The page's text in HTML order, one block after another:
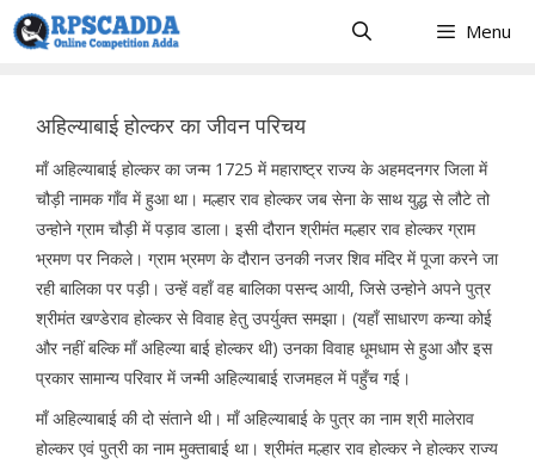
Skip
to
Menu
अहिल्याबाई होल्कर का जीवन परिचय
माँ अहिल्याबाई होल्कर का जन्म 1725 में महाराष्ट्र राज्य के अहमदनगर जिला में
चौड़ी नामक गाँव में हुआ था। मल्हार राव होल्कर जब सेना के साथ युद्ध से लौटे तो
उन्होने ग्राम चौड़ी में पड़ाव डाला। इसी दौरान श्रीमंत मल्हार राव होल्कर ग्राम
भ्रमण पर निकले। ग्राम भ्रमण के दौरान उनकी नजर शिव मंदिर में पूजा करने जा
रही बालिका पर पड़ी। उन्हें वहाँ वह बालिका पसन्द आयी, जिसे उन्होने अपने पुत्र
श्रीमंत खण्डेराव होल्कर से विवाह हेतु उपर्युक्त समझा। (यहाँ साधारण कन्या कोई
और नहीं बल्कि माँ अहिल्या बाई होल्कर थी) उनका विवाह धूमधाम से हुआ और इस
प्रकार सामान्य परिवार में जन्मी अहिल्याबाई राजमहल में पहुँच गई।
माँ अहिल्याबाई की दो संताने थी। माँ अहिल्याबाई के पुत्र का नाम श्री मालेराव
होल्कर एवं पुत्री का नाम मुक्ताबाई था। श्रीमंत मल्हार राव होल्कर ने होल्कर राज्य